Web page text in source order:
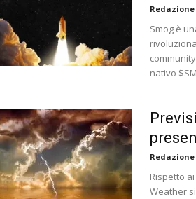
Smog è
nativo
Rispetto
Weather